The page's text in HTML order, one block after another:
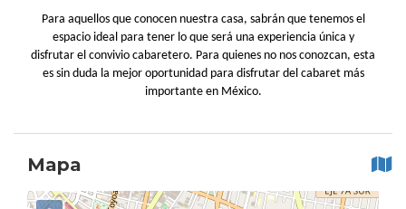
Para aquellos que conocen nuestra casa, sabrán que tenemos el
espacio ideal para tener lo que será una experiencia única y
disfrutar el convivio cabaretero. Para quienes no nos conozcan, esta
es sin duda la mejor oportunidad para disfrutar del cabaret más
importante en México.
Mapa